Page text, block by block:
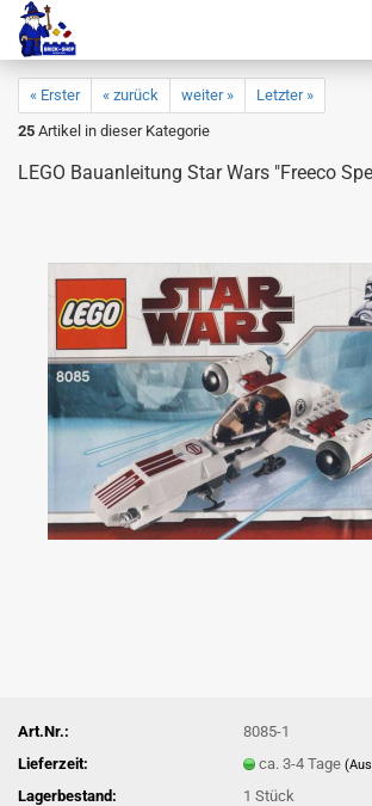
« Erster « zurück weiter »
Letzter »
25 Artikel in dieser Kategorie
LEGO Bauanleitung Star Wars "Freeco
Art.Nr.:
8085-1
Lieferzeit:
ca. 3-4 Tage
Lagerbestand: 1Stück